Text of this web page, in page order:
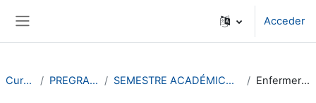
Acceder
Cursos PREGRADOS SEMESTRE ACADÉMICO 2024-1 Enfermería 💉